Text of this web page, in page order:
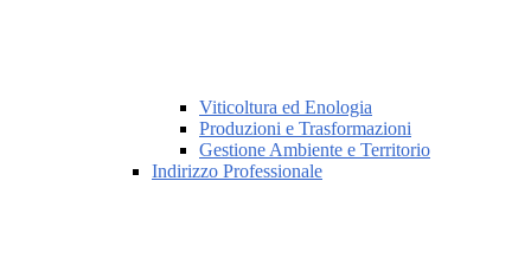
Viticoltura ed Enologia
Produzioni e Trasformazioni
Gestione Ambiente e Territorio
Indirizzo Professionale